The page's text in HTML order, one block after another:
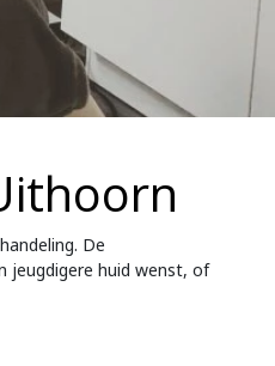
De
jeugdigere huid wenst, of